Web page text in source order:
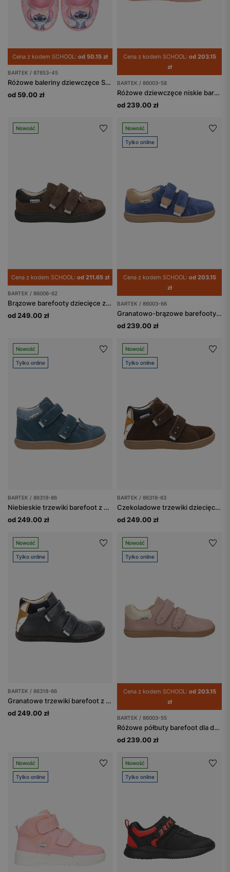
Cena z kodem SCHOOL: od 50.15 zł
BARTEK / 87853-45
Różowe baleriny dziewczęce Stitch BARTEK 87853-45
od 59.00 zł
Cena z kodem SCHOOL: od 203.15
zł
BARTEK / 86003-58
Różowe dziewczęce niskie barefooty BARTEK 86003-58
od 239.00 zł
Nowość
Cena z kodem SCHOOL: od 211.65 zł
BARTEK / 86006-62
Brązowe barefooty dziecięce z misiem na nosku BARTEK 86006-62
od 249.00 zł
Nowość
Tylko online
Cena z kodem SCHOOL: od 203.15
zł
BARTEK / 86003-66
Granatowo-brązowe barefooty z odblaskami BARTEK 86003-66
od 239.00 zł
Nowość
Tylko online
BARTEK / 86319-86
Niebieskie trzewiki barefoot z misiem na noskach BARTEK 86319-86
od 249.00 zł
Nowość
Tylko online
BARTEK / 86318-63
Czekoladowe trzewiki dziecięce z liskiem BARTEK 86318-63
od 249.00 zł
Nowość
Tylko online
BARTEK / 86318-66
Granatowe trzewiki barefoot z liskiem BARTEK 86318-66
od 249.00 zł
Nowość
Tylko online
Cena z kodem SCHOOL: od 203.15
zł
BARTEK / 86003-55
Różowe półbuty barefoot dla dziewczynki ze złotym zapiętkiem BARTEK 86003-55
od 239.00 zł
Nowość
Tylko online
Nowość
Tylko online